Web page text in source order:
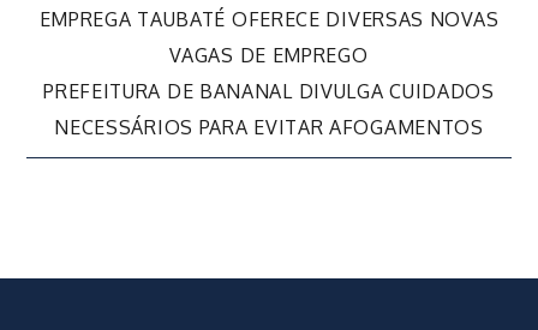
Navegação
de
Post
EMPREGA TAUBATÉ OFERECE DIVERSAS NOVAS
VAGAS DE EMPREGO
PREFEITURA DE BANANAL DIVULGA CUIDADOS
NECESSÁRIOS PARA EVITAR AFOGAMENTOS